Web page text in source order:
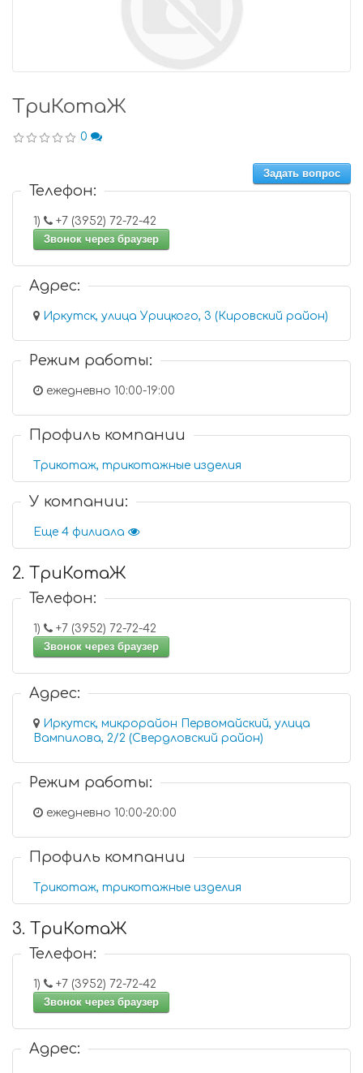
ТриКотаЖ
0
Задать вопрос
Телефон:
1)
+7 (3952) 72-72-42
Звонок через браузер
Адрес:
Иркутск, улица Урицкого, 3 (Кировский район)
Режим работы:
ежедневно 10:00-19:00
Профиль компании
Трикотаж, трикотажные изделия
У компании:
Еще 4 филиала
2. ТриКотаЖ
Телефон:
1)
+7 (3952) 72-72-42
Звонок через браузер
Адрес:
Иркутск, микрорайон Первомайский, улица
Вампилова, 2/2 (Свердловский район)
Режим работы:
ежедневно 10:00-20:00
Профиль компании
Трикотаж, трикотажные изделия
3. ТриКотаЖ
Телефон:
1)
+7 (3952) 72-72-42
Звонок через браузер
Адрес: